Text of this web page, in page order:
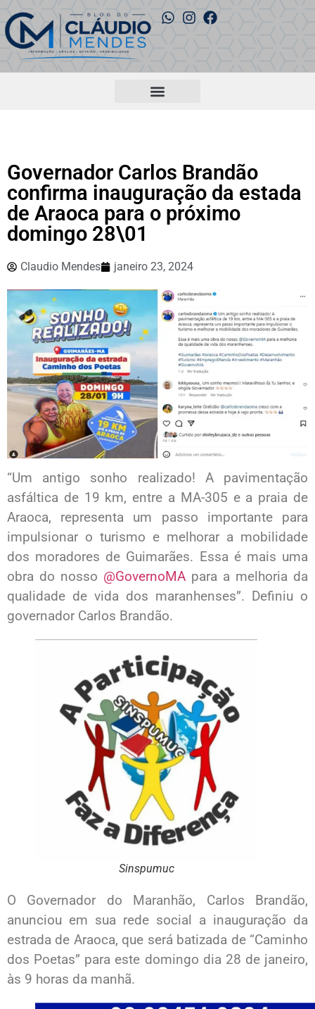
Governador Carlos Brandão
confirma inauguração da estada
de Araoca para o próximo
domingo 28\01
Claudio Mendes janeiro 23, 2024
“Um antigo sonho realizado! A pavimentação
asfáltica de 19 km, entre a MA-305 e a praia de
Araoca, representa um passo importante para
impulsionar o turismo e melhorar a mobilidade
dos moradores de Guimarães. Essa é mais uma
obra do nosso @GovernoMA para a melhoria da
qualidade de vida dos maranhenses”. Definiu o
governador Carlos Brandão.
Sinspumuc
O Governador do Maranhão, Carlos Brandão,
anunciou em sua rede social a inauguração da
estrada de Araoca, que será batizada de “Caminho
dos Poetas” para este domingo dia 28 de janeiro,
às 9 horas da manhã.